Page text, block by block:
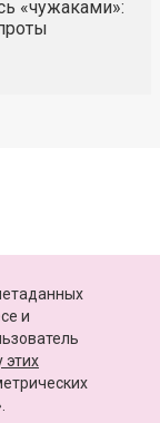
«чужаками»:
и
этих